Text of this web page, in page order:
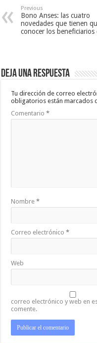
Previous
Bono Anses: las cuatro
novedades que tienen
conocer los beneficiarios
Deja una respuesta
Tu dirección de correo
obligatorios están marcados
Comentario*
Nombre*
Correo electrónico*
Web
correo electrónico y web en
comente.